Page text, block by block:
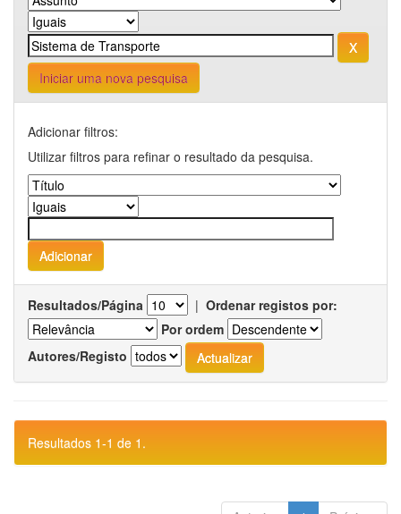
Iniciar uma nova pesquisa
Adicionar filtros:
Utilizar filtros para refinar o resultado da pesquisa.
Resultados/Página | Ordenar registos por:
Por ordem
Autores/Registo
Resultados 1-1 de 1.